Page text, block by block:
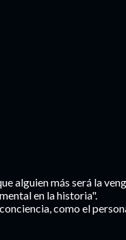
alguien más será la
en la historia".
como el